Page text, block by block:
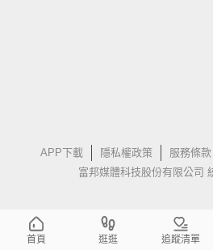
APP下載 隱私權政策 服務條款
富邦媒體科技股份有限公司
首頁 逛逛 追蹤清單